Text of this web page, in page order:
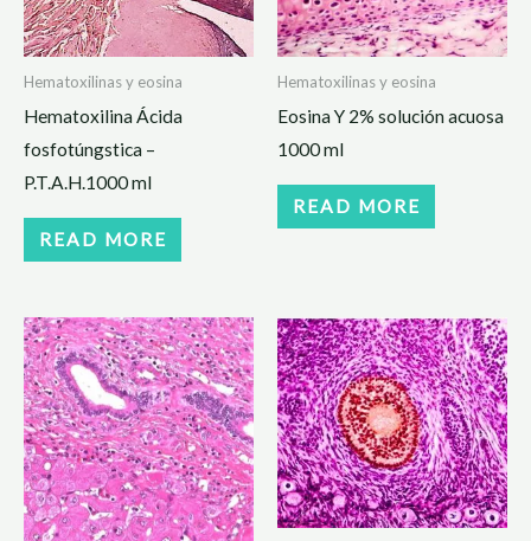
Hematoxilinas y eosina
Hematoxilina Ácida
fosfotúngstica –
P.T.A.H.1000 ml
READ MORE
Hematoxilinas y eosina
Eosina Y 2% solución acuosa
1000 ml
READ MORE